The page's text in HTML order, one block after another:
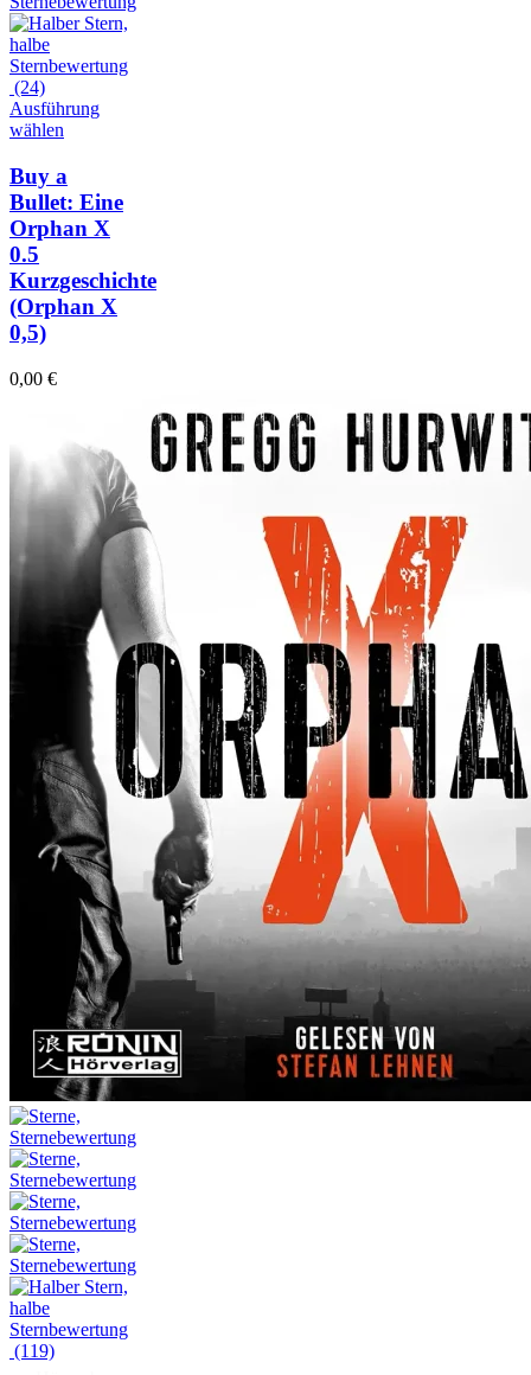
(24)
Ausführung
wählen
Buy a
Bullet: Eine
Orphan X
0.5
Kurzgeschichte
(Orphan X
0,5)
0,00 €
(119)